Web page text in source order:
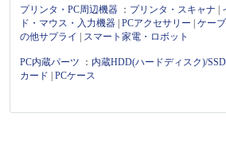
プリンタ・PC周辺機器 ： プリンタ・スキャナ
ド・マウス・入力機器 |PCアクセサリー |ケー
の他サプライ
スマート家電・ロボット
PC内蔵パーツ ： 内蔵HDD(ハードディスク)/SSD
カード |PCケース